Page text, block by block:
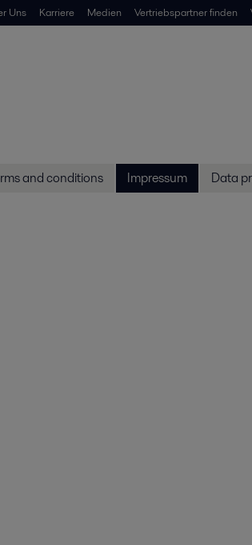
Uns Karriere Medien Vertriebspartner finden
and conditions Impressum Data